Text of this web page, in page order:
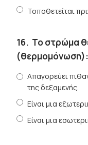
Τοποθετείται
16. Το στρώμα
(θερμομόνωση):
Απαγορεύει
της δεξαμενής.
Είναι μια
Είναι μια